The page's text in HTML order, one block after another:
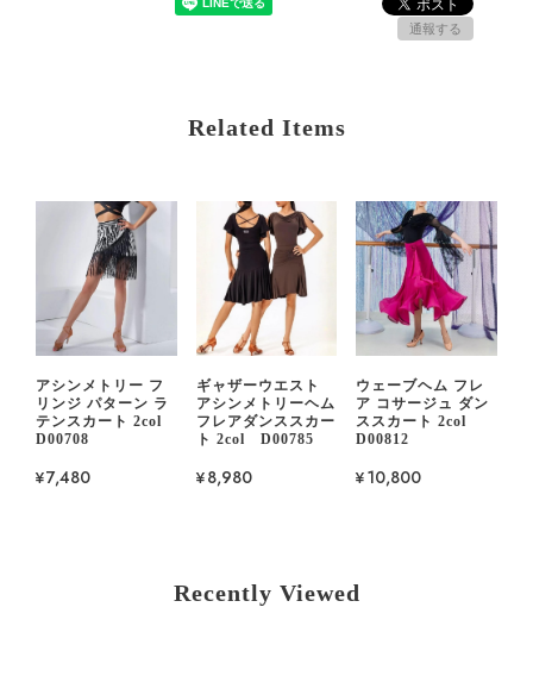
通報する
Related Items
アシンメトリー フ
リンジ パターン ラ
テンスカート 2col
D00708
¥7,480
ギャザーウエスト
アシンメトリーヘム
フレアダンススカー
ト 2col D00785
¥8,980
ウェーブヘム フレ
ア コサージュ ダン
ススカート 2col
D00812
¥10,800
Recently Viewed